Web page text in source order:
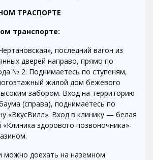
ТРАСПОРТЕ
транспорте:
последний вагон из
дверей направо, прямо по
№ 2. Поднимаетесь по ступеням,
жилой дом бежевого
забором. Вход на территорию
(справа), поднимаетесь по
«ВкусВилл». Вход в клинику — белая
здорового позвоночника»-
можно доехать на наземном